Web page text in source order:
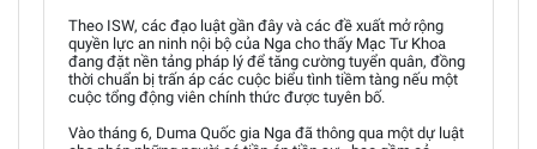
Theo ISW, các đạo luật gần đây và các đề xuất mở rộng
quyền lực an ninh nội bộ của Nga cho thấy Mạc Tư Khoa
đang đặt nền tảng pháp lý để tăng cường tuyển quân, đồng
thời chuẩn bị trấn áp các cuộc biểu tình tiềm tàng nếu một
cuộc tổng động viên chính thức được tuyên bố.
Vào tháng 6, Duma Quốc gia Nga đã thông qua một dự luật